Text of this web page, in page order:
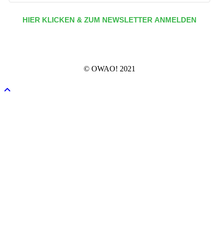
HIER KLICKEN & ZUM NEWSLETTER ANMELDEN
© OWAO! 2021